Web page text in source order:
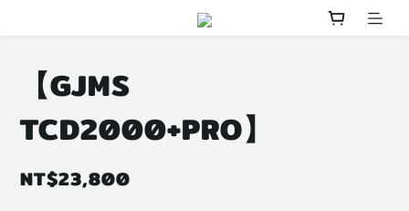
【GJMS
TCD2000+PRO】
NT$23,800